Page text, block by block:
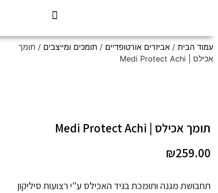
עמוד הבית / אביזרים אורטופדיים / תומכים ומייצבים / תומך
אכילס | Medi Protect Achi
תומך אכילס | Medi Protect Achi
₪259.00
תחבושת מגנה ותומכת בגיד האכילס ע"י רצועות סיליקון